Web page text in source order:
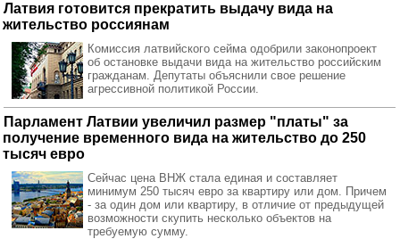
Латвия готовится прекратить выдачу вида на
жительство россиянам
Комиссия латвийского сейма одобрили законопроект
об остановке выдачи вида на жительство российским
гражданам. Депутаты объяснили свое решение
агрессивной политикой России.
Парламент Латвии увеличил размер "платы" за
получение временного вида на жительство до 250
тысяч евро
Сейчас цена ВНЖ стала единая и составляет
минимум 250 тысяч евро за квартиру или дом. Причем
- за один дом или квартиру, в отличие от предыдущей
возможности скупить несколько объектов на
требуемую сумму.